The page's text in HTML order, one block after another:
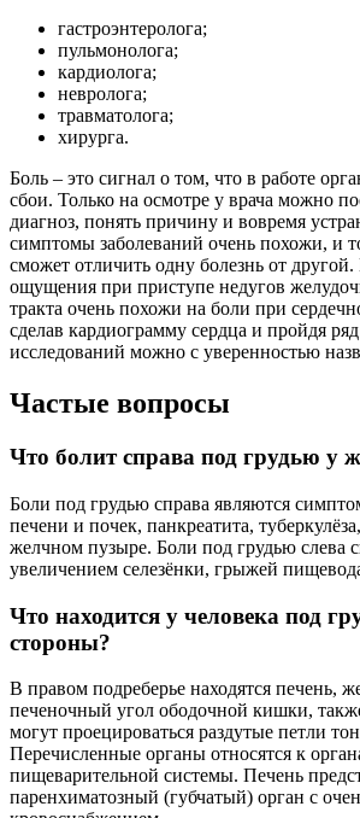
гастроэнтеролога;
пульмонолога;
кардиолога;
невролога;
травматолога;
хирурга.
Боль – это сигнал о том, что в работе
сбои. Только на осмотре у врача можно
диагноз, понять причину и вовремя
симптомы заболеваний очень похожи, и
сможет отличить одну болезнь от
ощущения при приступе недугов
тракта очень похожи на боли при
сделав кардиограмму сердца и пройдя
исследований можно с уверенностью
Частые вопросы
Что болит справа под грудью у
Боли под грудью справа являются
печени и почек, панкреатита,
желчном пузыре. Боли под грудью слева
увеличением селезёнки, грыжей
Что находится у человека под
стороны?
В правом подреберье находятся печень,
печеночный угол ободочной кишки,
могут проецироваться раздутые петли
Перечисленные органы относятся к
пищеварительной системы. Печень
паренхиматозный (губчатый) орган с